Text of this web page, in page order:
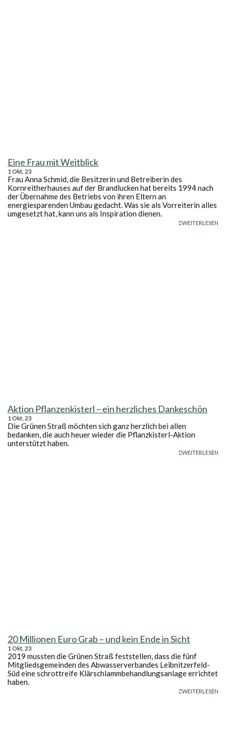
Eine Frau mit Weitblick
1 Okt, 23
Frau Anna Schmid, die Besitzerin und Betreiberin des
Kornreitherhauses auf der Brandlucken hat bereits 1994 nach
der Übernahme des Betriebs von ihren Eltern an
energiesparenden Umbau gedacht. Was sie als Vorreiterin alles
umgesetzt hat, kann uns als Inspiration dienen.
WEITERLESEN
Aktion Pflanzenkisterl – ein herzliches Dankeschön
1Okt, 23
Die Grünen Straß möchten sich ganz herzlich bei allen
bedanken, die auch heuer wieder die Pflanzkisterl-Aktion
unterstützt haben.
WEITERLESEN
20 Millionen Euro Grab – und kein Ende in Sicht
1 Okt, 23
2019 mussten die Grünen Straß feststellen, dass die fünf
Mitgliedsgemeinden des Abwasserverbandes Leibnitzerfeld-
Süd eine schrottreife Klärschlammbehandlungsanlage errichtet
haben.
WEITERLESEN